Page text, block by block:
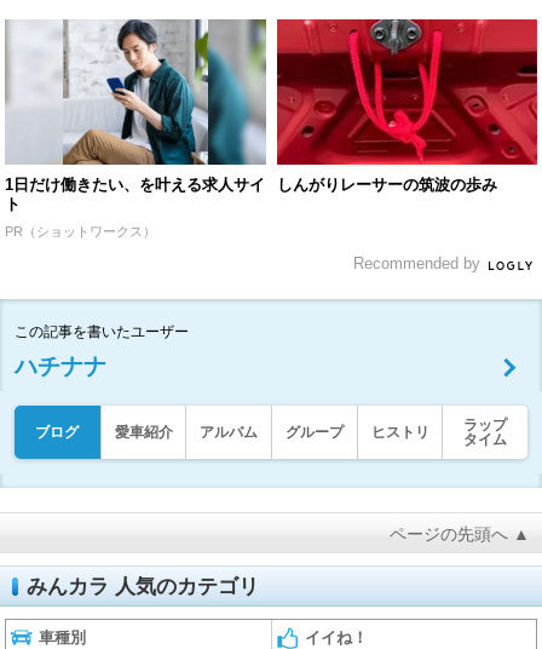
1日だけ働きたい、を叶える求人サイ
ト
PR（ショットワークス）
しんがりレーサーの筑波の歩み
Recommended by
この記事を書いたユーザー
ハチナナ
ブログ 愛車紹介 アルバム グループ ヒストリ
ラップ
タイム
ページの先頭へ ▲
みんカラ 人気のカテゴリ
車種別 イイね！